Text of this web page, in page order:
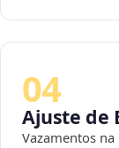
04
Ajuste de
Vazamentos